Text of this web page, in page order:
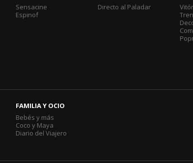
Sensacine
Espinof
Directo al Paladar
FAMILIA Y OCIO
Bebés y más
Coco y Maya
Diario del Viajero